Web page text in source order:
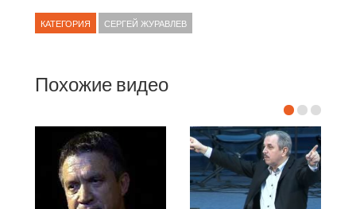
КАТЕГОРИЯ СЕРГЕЙ ЖУРАВЛЕВ
Похожие видео